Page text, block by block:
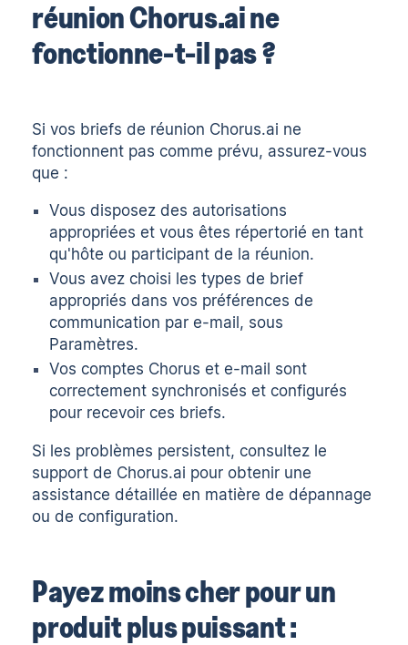
réunion Chorus.ai ne
fonctionne-t-il pas ?
Si vos briefs de réunion Chorus.ai ne
fonctionnent pas comme prévu, assurez-vous
que :
Vous disposez des autorisations
appropriées et vous êtes répertorié en tant
qu'hôte ou participant de la réunion.
Vous avez choisi les types de brief
appropriés dans vos préférences de
communication par e-mail, sous
Paramètres.
Vos comptes Chorus et e-mail sont
correctement synchronisés et configurés
pour recevoir ces briefs.
Si les problèmes persistent, consultez le
support de Chorus.ai pour obtenir une
assistance détaillée en matière de dépannage
ou de configuration.
Payez moins cher pour un
produit plus puissant :